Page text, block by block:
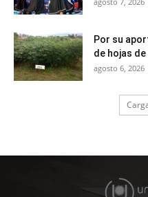
Por su
de hojas
agosto 6, 2026